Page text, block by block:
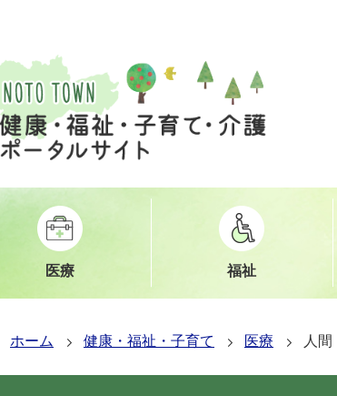
医療 福祉
ホーム 健康・福祉・子育て 医療 人